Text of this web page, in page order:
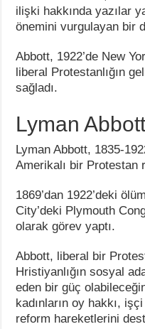
ilişki hakkında yazılar
önemini vurgulayan bir
Abbott, 1922’de New
liberal Protestanlığın
sağladı.
Lyman
Lyman Abbott, 1835-
Amerikalı bir Protestan
1869’dan 1922’deki
City’deki Plymouth
olarak görev yaptı.
Abbott, liberal bir
Hristiyanlığın sosyal
eden bir güç
kadınların oy hakkı,
reform hareketlerini